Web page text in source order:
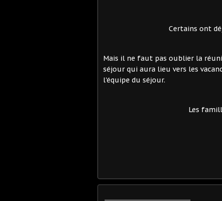
Certains ont
Mais il ne faut pas oublier la
séjour qui aura lieu vers les
l'équipe du séjour.
Les